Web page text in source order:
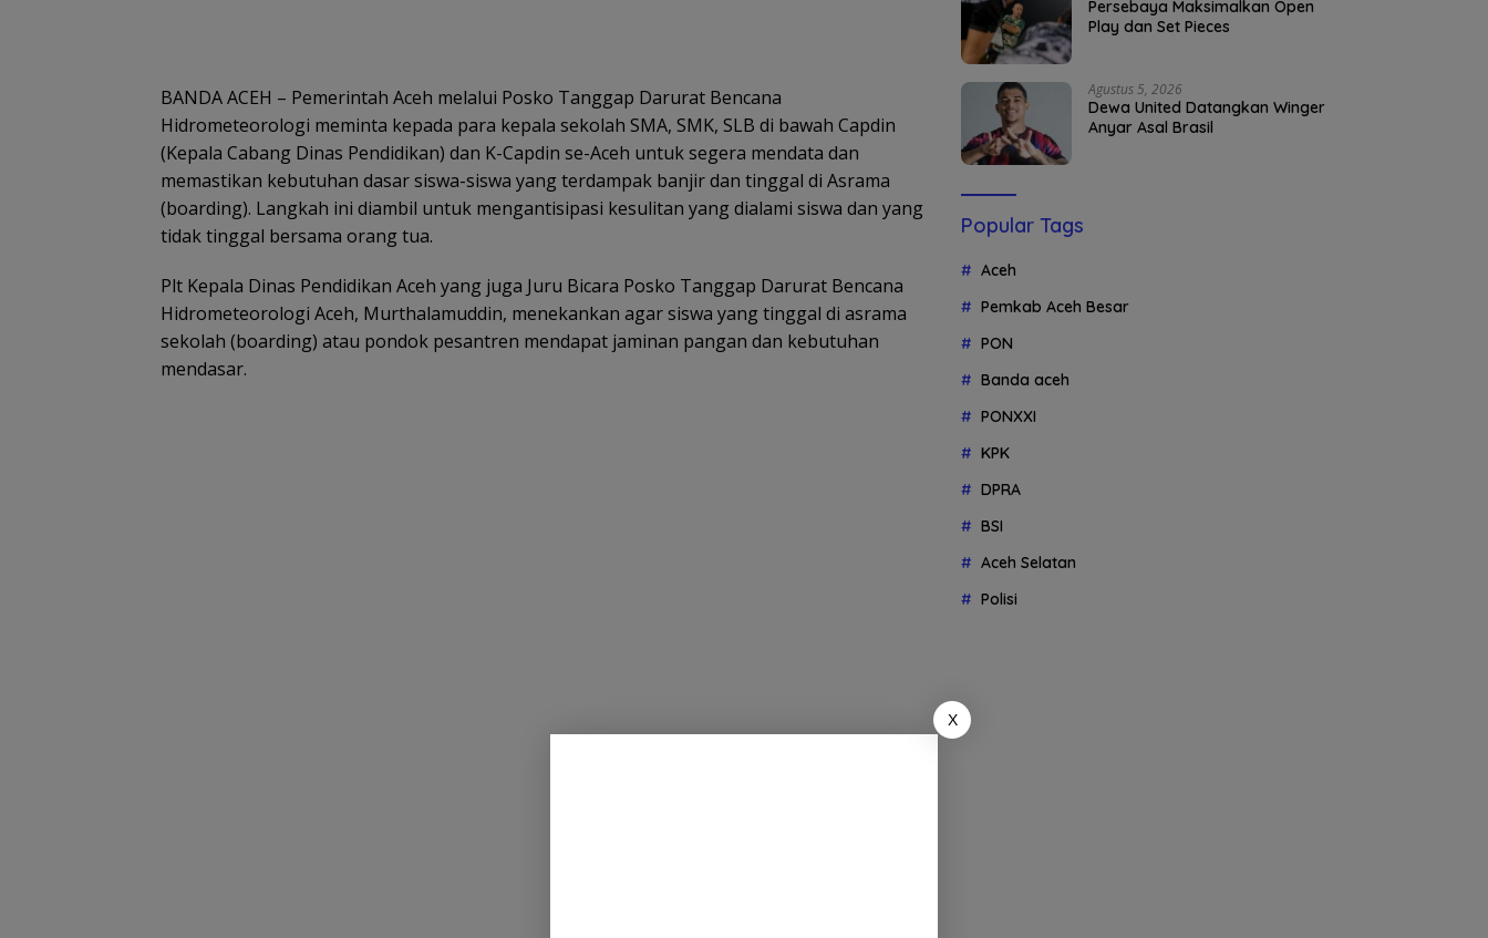
BANDA ACEH – Pemerintah Aceh melalui Posko Tanggap Darurat Bencana
Hidrometeorologi meminta kepada para kepala sekolah SMA, SMK, SLB di bawah Capdin
(Kepala Cabang Dinas Pendidikan) dan K-Capdin se-Aceh untuk segera mendata dan
memastikan kebutuhan dasar siswa-siswa yang terdampak banjir dan tinggal di Asrama
(boarding). Langkah ini diambil untuk mengantisipasi kesulitan yang dialami siswa dan yang
tidak tinggal bersama orang tua.
Plt Kepala Dinas Pendidikan Aceh yang juga Juru Bicara Posko Tanggap Darurat Bencana
Hidrometeorologi Aceh, Murthalamuddin, menekankan agar siswa yang tinggal di asrama
sekolah (boarding) atau pondok pesantren mendapat jaminan pangan dan kebutuhan
mendasar.
Persebaya Maksimalkan Open
Play dan Set Pieces
Agustus 5, 2026
Dewa United Datangkan Winger
Anyar Asal Brasil
Popular Tags
Aceh
Pemkab Aceh Besar
PON
Banda aceh
PONXXI
KPK
DPRA
BSI
Aceh Selatan
Polisi
X